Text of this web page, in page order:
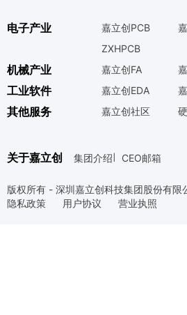
电子产业 嘉立创PCB
ZXHPCB
机械产业 嘉立创FA
工业软件 嘉立创EDA
其他服务 嘉立创社区
关于嘉立创 集团介绍 CEO邮箱
版权所有 - 深圳嘉立创科技集团股份有限
隐私政策
用户协议 营业执照